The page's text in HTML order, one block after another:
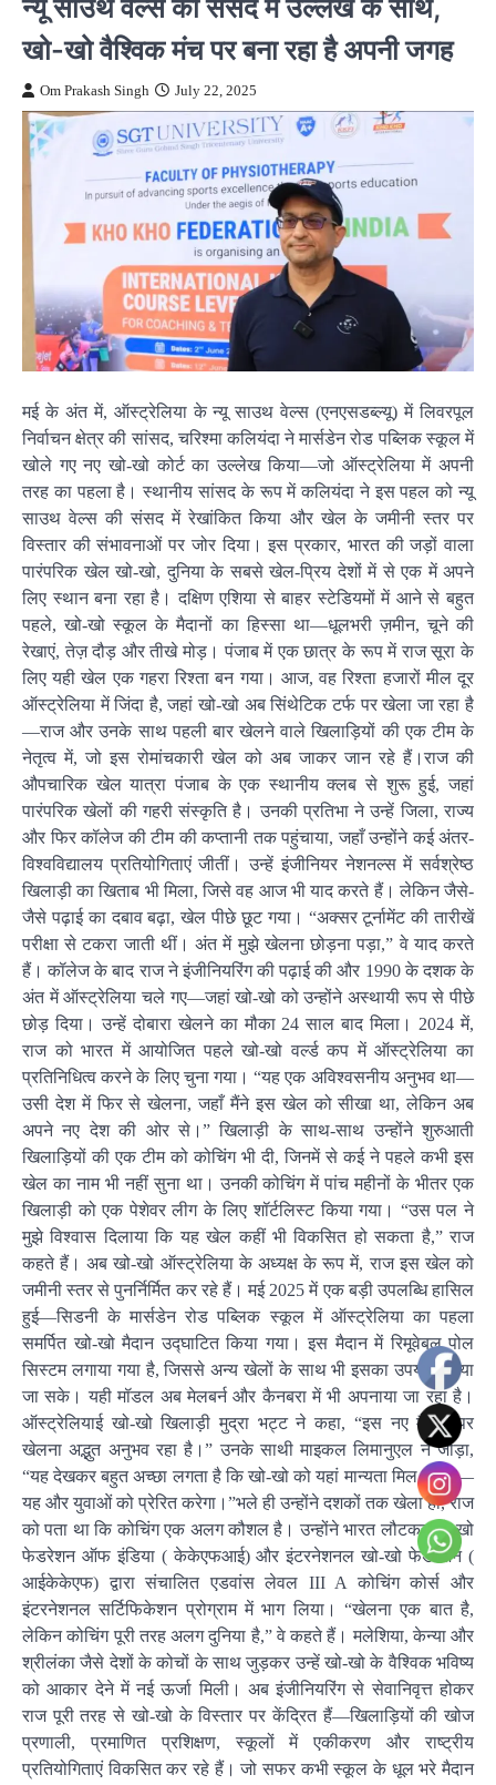
खो-खो वैश्विक मंच पर बना रहा है अपनी जगह
Om Prakash Singh July 22, 2025
मई के अंत में, ऑस्ट्रेलिया के न्यू साउथ वेल्स (एनएसडब्ल्यू) में लिवरपूल
निर्वाचन क्षेत्र की सांसद, चरिश्मा कलियंदा ने मार्सडेन रोड पब्लिक स्कूल में
खोले गए नए खो-खो कोर्ट का उल्लेख किया—जो ऑस्ट्रेलिया में अपनी
तरह का पहला है। स्थानीय सांसद के रूप में कलियंदा ने इस पहल को न्यू
साउथ वेल्स की संसद में रेखांकित किया और खेल के जमीनी स्तर पर
विस्तार की संभावनाओं पर जोर दिया। इस प्रकार, भारत की जड़ों वाला
पारंपरिक खेल खो-खो, दुनिया के सबसे खेल-प्रिय देशों में से एक में अपने
लिए स्थान बना रहा है। दक्षिण एशिया से बाहर स्टेडियमों में आने से बहुत
पहले, खो-खो स्कूल के मैदानों का हिस्सा था—धूलभरी ज़मीन, चूने की
रेखाएं, तेज़ दौड़ और तीखे मोड़। पंजाब में एक छात्र के रूप में राज सूरा के
लिए यही खेल एक गहरा रिश्ता बन गया। आज, वह रिश्ता हजारों मील दूर
ऑस्ट्रेलिया में जिंदा है, जहां खो-खो अब सिंथेटिक टर्फ पर खेला जा रहा है
—राज और उनके साथ पहली बार खेलने वाले खिलाड़ियों की एक टीम के
नेतृत्व में, जो इस रोमांचकारी खेल को अब जाकर जान रहे हैं।राज की
औपचारिक खेल यात्रा पंजाब के एक स्थानीय क्लब से शुरू हुई, जहां
पारंपरिक खेलों की गहरी संस्कृति है। उनकी प्रतिभा ने उन्हें जिला, राज्य
और फिर कॉलेज की टीम की कप्तानी तक पहुंचाया, जहाँ उन्होंने कई अंतर-
विश्वविद्यालय प्रतियोगिताएं जीतीं। उन्हें इंजीनियर नेशनल्स में सर्वश्रेष्ठ
खिलाड़ी का खिताब भी मिला, जिसे वह आज भी याद करते हैं। लेकिन जैसे-
जैसे पढ़ाई का दबाव बढ़ा, खेल पीछे छूट गया। “अक्सर टूर्नामेंट की तारीखें
परीक्षा से टकरा जाती थीं। अंत में मुझे खेलना छोड़ना पड़ा,” वे याद करते
हैं। कॉलेज के बाद राज ने इंजीनियरिंग की पढ़ाई की और 1990 के दशक के
अंत में ऑस्ट्रेलिया चले गए—जहां खो-खो को उन्होंने अस्थायी रूप से पीछे
छोड़ दिया। उन्हें दोबारा खेलने का मौका 24 साल बाद मिला। 2024 में,
राज को भारत में आयोजित पहले खो-खो वर्ल्ड कप में ऑस्ट्रेलिया का
प्रतिनिधित्व करने के लिए चुना गया। “यह एक अविश्वसनीय अनुभव था—
उसी देश में फिर से खेलना, जहाँ मैंने इस खेल को सीखा था, लेकिन अब
अपने नए देश की ओर से।” खिलाड़ी के साथ-साथ उन्होंने शुरुआती
खिलाड़ियों की एक टीम को कोचिंग भी दी, जिनमें से कई ने पहले कभी इस
खेल का नाम भी नहीं सुना था। उनकी कोचिंग में पांच महीनों के भीतर एक
खिलाड़ी को एक पेशेवर लीग के लिए शॉर्टलिस्ट किया गया। “उस पल ने
मुझे विश्वास दिलाया कि यह खेल कहीं भी विकसित हो सकता है,” राज
कहते हैं। अब खो-खो ऑस्ट्रेलिया के अध्यक्ष के रूप में, राज इस खेल को
जमीनी स्तर से पुनर्निर्मित कर रहे हैं। मई 2025 में एक बड़ी उपलब्धि हासिल
हुई—सिडनी के मार्सडेन रोड पब्लिक स्कूल में ऑस्ट्रेलिया का पहला
समर्पित खो-खो मैदान उद्घाटित किया गया। इस मैदान में रिमूवेबल पोल
सिस्टम लगाया गया है, जिससे अन्य खेलों के साथ भी इसका उपयोग किया
जा सके। यही मॉडल अब मेलबर्न और कैनबरा में भी अपनाया जा रहा है।
ऑस्ट्रेलियाई खो-खो खिलाड़ी मुद्रा भट्ट ने कहा, “इस नए मैदान पर
खेलना अद्भुत अनुभव रहा है।” उनके साथी माइकल लिमानुएल ने जोड़ा,
“यह देखकर बहुत अच्छा लगता है कि खो-खो को यहां मान्यता मिल रही है—
यह और युवाओं को प्रेरित करेगा।”भले ही उन्होंने दशकों तक खेला हो, राज
को पता था कि कोचिंग एक अलग कौशल है। उन्होंने भारत लौटकर खो-खो
फेडरेशन ऑफ इंडिया ( केकेएफआई) और इंटरनेशनल खो-खो फेडरेशन (
आईकेकेएफ) द्वारा संचालित एडवांस लेवल III A कोचिंग कोर्स और
इंटरनेशनल सर्टिफिकेशन प्रोग्राम में भाग लिया। “खेलना एक बात है,
लेकिन कोचिंग पूरी तरह अलग दुनिया है,” वे कहते हैं। मलेशिया, केन्या और
श्रीलंका जैसे देशों के कोचों के साथ जुड़कर उन्हें खो-खो के वैश्विक भविष्य
को आकार देने में नई ऊर्जा मिली। अब इंजीनियरिंग से सेवानिवृत्त होकर
राज पूरी तरह से खो-खो के विस्तार पर केंद्रित हैं—खिलाड़ियों की खोज
प्रणाली, प्रमाणित प्रशिक्षण, स्कूलों में एकीकरण और राष्ट्रीय
प्रतियोगिताएं विकसित कर रहे हैं। जो सफर कभी स्कूल के धूल भरे मैदान